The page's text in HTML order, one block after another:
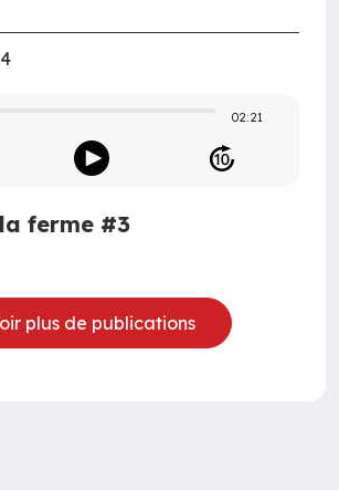
02:21
ferme #3
plus de publications